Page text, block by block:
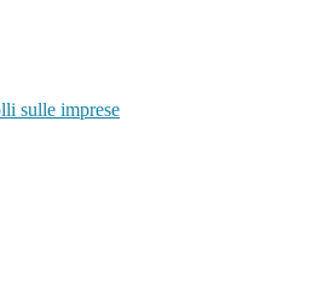
sulle imprese